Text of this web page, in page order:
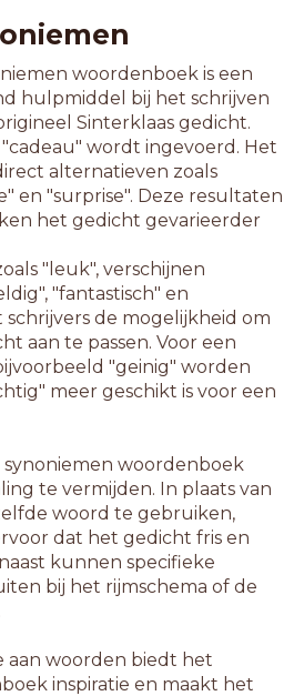
woordenboek is een
hulpmiddel bij het schrijven
Sinterklaas gedicht.
wordt ingevoerd. Het
alternatieven zoals
en "surprise". Deze resultaten
het gedicht gevarieerder
"leuk", verschijnen
"fantastisch" en
schrijvers de mogelijkheid om
aan te passen. Voor een
"geinig" worden
meer geschikt is voor een
woordenboek
te vermijden. In plaats van
woord te gebruiken,
dat het gedicht fris en
kunnen specifieke
bij het rijmschema of de
aan woorden biedt het
inspiratie en maakt het